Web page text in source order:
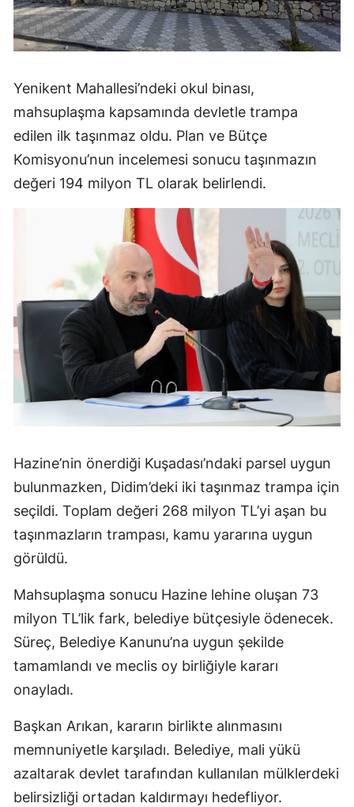
Yenikent Mahallesi’ndeki okul binası,
mahsuplaşma kapsamında devletle trampa
edilen ilk taşınmaz oldu. Plan ve Bütçe
Komisyonu’nun incelemesi sonucu taşınmazın
değeri 194 milyon TL olarak belirlendi.
Hazine’nin önerdiği Kuşadası’ndaki parsel uygun
bulunmazken, Didim’deki iki taşınmaz trampa için
seçildi. Toplam değeri 268 milyon TL’yi aşan bu
taşınmazların trampası, kamu yararına uygun
görüldü.
Mahsuplaşma sonucu Hazine lehine oluşan 73
milyon TL’lik fark, belediye bütçesiyle ödenecek.
Süreç, Belediye Kanunu’na uygun şekilde
tamamlandı ve meclis oy birliğiyle kararı
onayladı.
Başkan Arıkan, kararın birlikte alınmasını
memnuniyetle karşıladı. Belediye, mali yükü
azaltarak devlet tarafından kullanılan mülklerdeki
belirsizliği ortadan kaldırmayı hedefliyor.